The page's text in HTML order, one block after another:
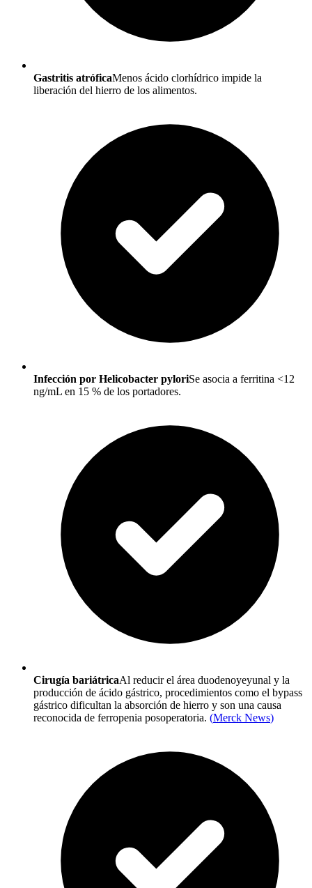
Gastritis atróficaMenos ácido clorhídrico impide la
liberación del hierro de los alimentos.
Infección por Helicobacter pyloriSe asocia a ferritina <12
ng/mL en 15 % de los portadores.
Cirugía bariátricaAl reducir el área duodenoyeyunal y la
producción de ácido gástrico, procedimientos como el bypass
gástrico dificultan la absorción de hierro y son una causa
reconocida de ferropenia posoperatoria. (Merck News)